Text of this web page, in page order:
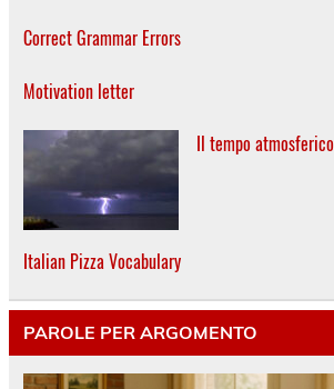
Correct Grammar Errors
Motivation letter
Il tempo atmosferico
Italian Pizza Vocabulary
PAROLE PER ARGOMENTO